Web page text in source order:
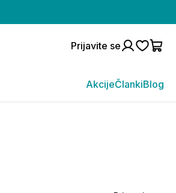
Prijavite se
AkcijeČlankiBlog